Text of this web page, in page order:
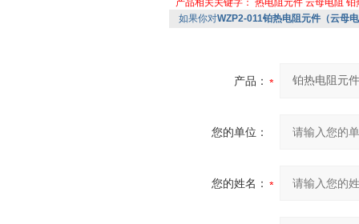
产品相关关键字： 热电阻元件 云母电阻 铂
如果你对WZP2-011铂热电阻元件（云母
产品：
您的单位：
您的姓名：